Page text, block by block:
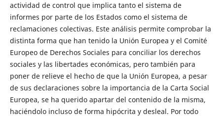
actividad de control que implica tanto el sistema de
informes por parte de los Estados como el sistema de
reclamaciones colectivas. Este análisis permite comprobar la
distinta forma que han tenido la Unión Europea y el Comité
Europeo de Derechos Sociales para conciliar los derechos
sociales y las libertades económicas, pero también para
poner de relieve el hecho de que la Unión Europea, a pesar
de sus declaraciones sobre la importancia de la Carta Social
Europea, se ha querido apartar del contenido de la misma,
haciéndolo incluso de forma hipócrita y desleal. Por todo